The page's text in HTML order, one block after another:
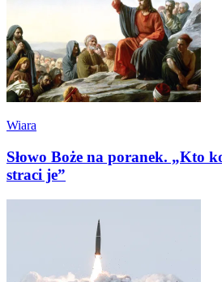
Wiara
Słowo Boże na poranek. „Kto
straci je”